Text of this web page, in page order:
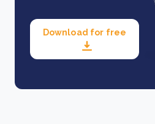
Download for free